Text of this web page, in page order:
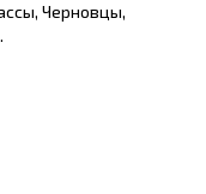
Черновцы,